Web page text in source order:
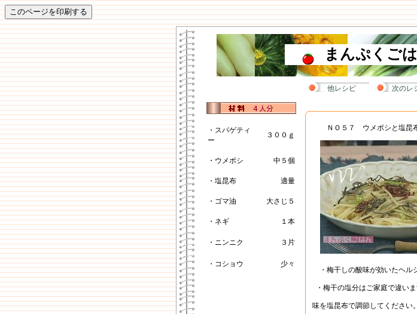
まんぷくご
他レシピ 次のレ
・スパゲティ
ー
３００ｇ
・ウメボシ 中５個
・塩昆布 適量
・ゴマ油 大さじ５
・ネギ １本
・ニンニク ３片
・コショウ 少々
ＮＯ５７ ウメボシと塩昆
・梅干しの酸味が効いたヘ
・梅干の塩分はご家庭で
味を塩昆布で調節し